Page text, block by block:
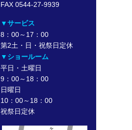
FAX 0544-27-9939
▼サービス
8：00～17：00
第2土・日・祝祭日定休
▼ショールーム
平日・土曜日
9：00～18：00
日曜日
10：00～18：00
祝祭日定休